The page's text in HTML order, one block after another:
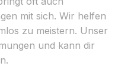
mit sich. Wir helfen
zu meistern. Unser
und kann dir